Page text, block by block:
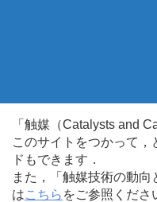
「触媒（Catalysts and
このサイトをつかって
ドもできます．
また，「触媒技術の動
はこちら をご参照くださ